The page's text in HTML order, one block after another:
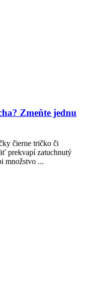
Zmeňte jednu
čierne tričko či
prekvapí zatuchnutý
množstvo ...